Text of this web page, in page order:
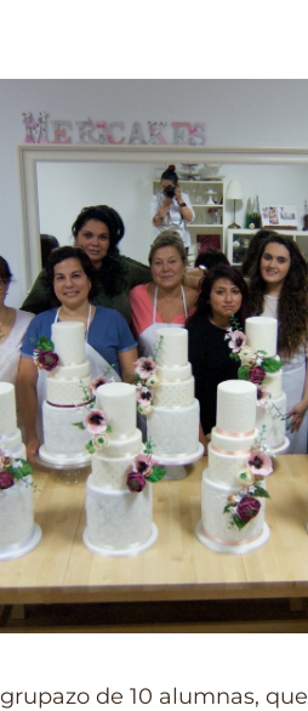
de 10 alumnas,